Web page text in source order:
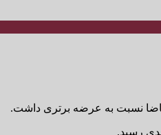
نسبت به عرضه برتری داشت.